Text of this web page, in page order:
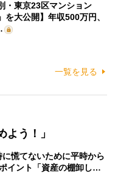
・東京23区マンション
を大公開】年収500万円、
一覧を見る
う！」
に慌てないために平時から
イント「資産の棚卸し…